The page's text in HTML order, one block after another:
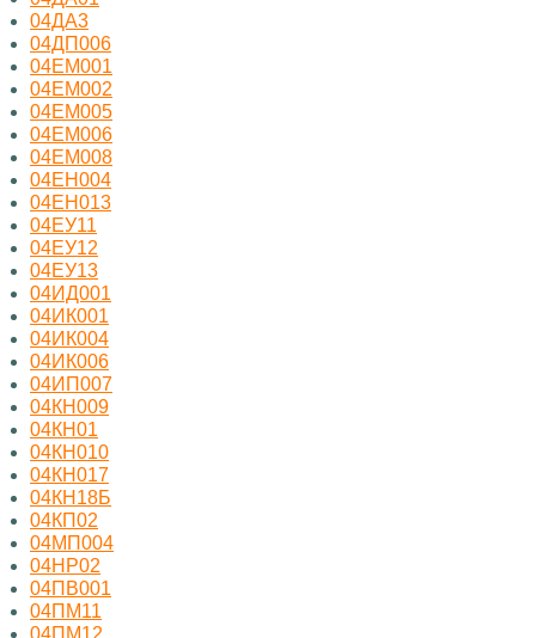
04ДА3
04ДП006
04ЕМ001
04ЕМ002
04ЕМ005
04ЕМ006
04ЕМ008
04ЕН004
04ЕН013
04ЕУ11
04ЕУ12
04ЕУ13
04ИД001
04ИК001
04ИК004
04ИК006
04ИП007
04КН009
04КН01
04КН010
04КН017
04КН18Б
04КП02
04МП004
04НР02
04ПВ001
04ПМ11